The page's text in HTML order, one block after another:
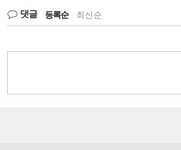
댓글 등록순 최신순